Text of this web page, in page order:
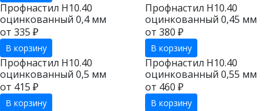
Профнастил Н10.40
оцинкованный 0,4 мм
от 335 ₽
В корзину
Профнастил Н10.40
оцинкованный 0,45 мм
от 380 ₽
В корзину
Профнастил Н10.40
оцинкованный 0,5 мм
от 415 ₽
В корзину
Профнастил Н10.40
оцинкованный 0,55 мм
от 460 ₽
В корзину